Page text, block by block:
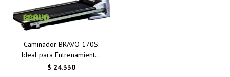
Caminador BRAVO 170S:
Ideal para Entrenamientos
en Casa con Motor 1.5 HP
$ 24.330